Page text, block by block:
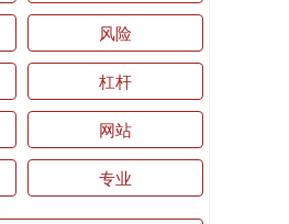
风险
杠杆
网站
专业